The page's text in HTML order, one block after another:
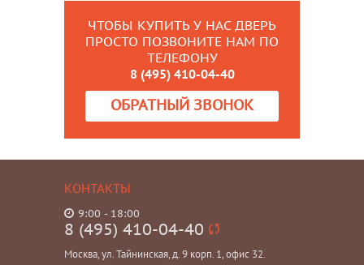
ЧТОБЫ КУПИТЬ У НАС ДВЕРЬ
ПРОСТО ПОЗВОНИТЕ НАМ ПО
ТЕЛЕФОНУ
8 (495) 410-04-40
ОБРАТНЫЙ ЗВОНОК
КОНТАКТЫ
9:00 - 18:00
8 (495) 410-04-40
Москва, ул. Тайнинская, д. 9 корп. 1, офис 32.